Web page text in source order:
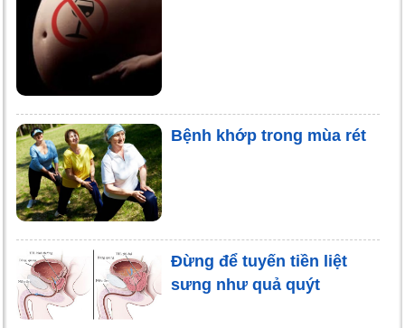
Bệnh khớp trong mùa rét
Đừng để tuyến tiền liệt
sưng như quả quýt